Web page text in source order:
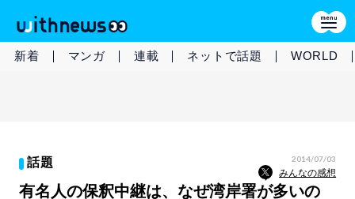
新着 マンガ 連載 ネットで話題 WORLD
話題 2014/07/03
みんなの感想
有名人の保釈中継は、なぜ湾岸署が多いの